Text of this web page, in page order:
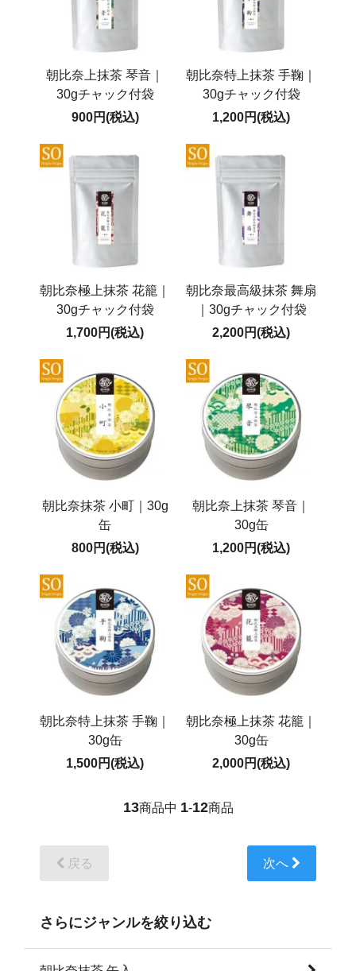
朝比奈上抹茶 琴音｜
30gチャック付袋
900円(税込)
朝比奈特上抹茶 手鞠｜
30gチャック付袋
1,200円(税込)
朝比奈極上抹茶 花籠｜
30gチャック付袋
1,700円(税込)
朝比奈最高級抹茶 舞扇
｜30gチャック付袋
2,200円(税込)
朝比奈抹茶 小町｜30g
缶
800円(税込)
朝比奈上抹茶 琴音｜
30g缶
1,200円(税込)
朝比奈特上抹茶 手鞠｜
30g缶
1,500円(税込)
朝比奈極上抹茶 花籠｜
30g缶
2,000円(税込)
13商品中 1-12商品
戻る 次へ
さらにジャンルを絞り込む